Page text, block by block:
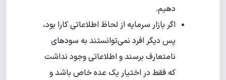
دهیم.
اگر بازار سرمایه از لحاظ اطلاعاتی کارا بود،
پس دیگر افرد نمی‌توانستند به سودهای
نامتعارف برسند و اطلاعاتی وجود نداشت
که فقط در اختیار یک عده خاص باشد و